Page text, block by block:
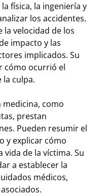
física, la ingeniería y
los accidentes.
la velocidad de los
impacto y las
implicados. Su
cómo ocurrió el
la culpa.
medicina, como
prestan
Pueden resumir el
y explicar cómo
vida de la víctima. Su
a establecer la
médicos,